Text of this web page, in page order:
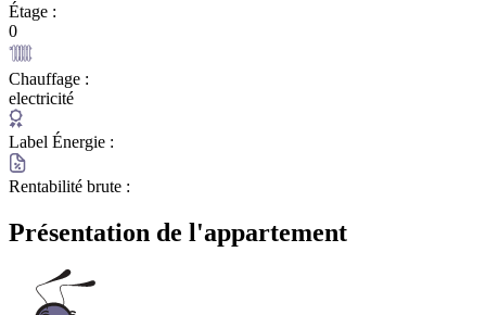
Étage :
0
Chauffage :
electricité
Label Énergie :
Rentabilité brute :
Présentation de l'appartement